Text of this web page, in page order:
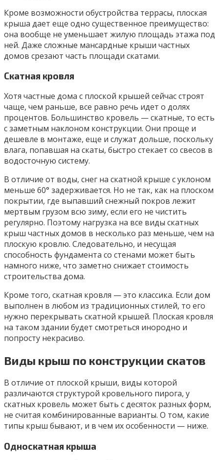
Кроме возможности обустройства террасы, плоская
крыша дает еще одно существенное преимущество:
она вообще не уменьшает жилую площадь этажа под
ней. Даже сложные мансардные крыши частных
домов срезают часть площади скатами.
Скатная кровля
Хотя частные дома с плоской крышей сейчас строят
чаще, чем раньше, все равно речь идет о долях
процентов. Большинство кровель — скатные, то есть
с заметным наклоном конструкции. Они проще и
дешевле в монтаже, еще и служат дольше, поскольку
влага, попавшая на скаты, быстро стекает со свесов в
водосточную систему.
В отличие от воды, снег на скатной крыше с уклоном
меньше 60° задерживается. Но не так, как на плоском
покрытии, где выпавший снежный покров лежит
мертвым грузом всю зиму, если его не чистить
регулярно. Поэтому нагрузка на все виды скатных
крыш частных домов в несколько раз меньше, чем на
плоскую кровлю. Следовательно, и несущая
способность фундамента со стенами может быть
намного ниже, что заметно снижает стоимость
строительства дома.
Кроме того, скатная кровля — это классика. Если дом
выполнен в любом из традиционных стилей, то его
нужно перекрывать скатной крышей. Плоская кровля
на таком здании будет смотреться инородно и
попросту некрасиво.
Виды крыш по конструкции скатов
В отличие от плоской крыши, виды которой
различаются структурой кровельного пирога, у
скатных кровель может быть с десяток разных форм,
не считая комбинированные варианты. О том, какие
типы крыш бывают, и в чем их особенности — ниже.
Односкатная крыша